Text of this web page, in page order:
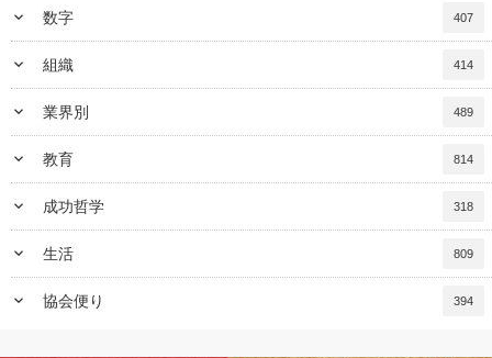
keyboard_arrow_down 数字 407
keyboard_arrow_down 組織 414
keyboard_arrow_down 業界別 489
keyboard_arrow_down 教育 814
keyboard_arrow_down 成功哲学 318
keyboard_arrow_down 生活 809
keyboard_arrow_down 協会便り 394